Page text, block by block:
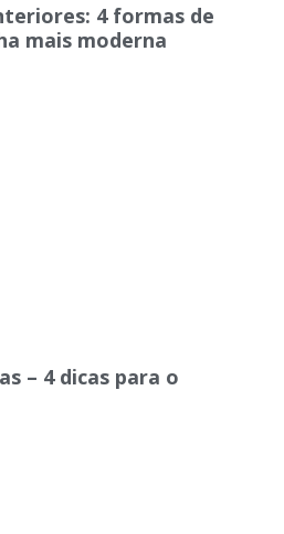
4 formas de
mais moderna
– 4 dicas para o